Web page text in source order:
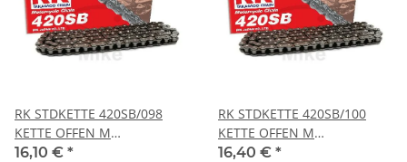
RK STDKETTE 420SB/098
KETTE OFFEN M
CLIPSCHLOSS
16,10 € *
RK STDKETTE 420SB/100
KETTE OFFEN M
CLIPSCHLOSS
16,40 € *